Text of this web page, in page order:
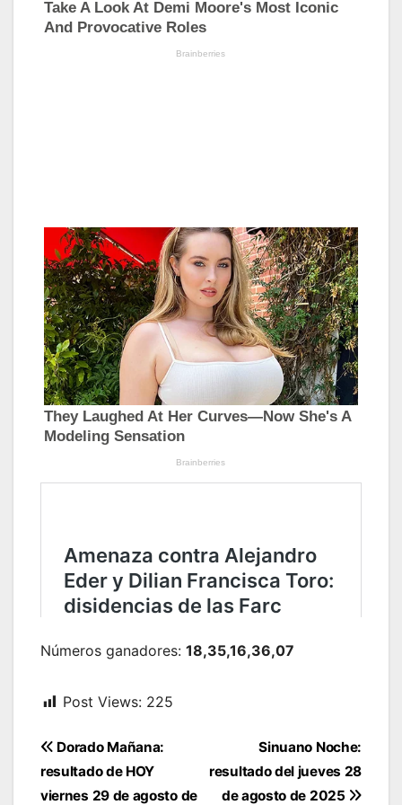
Números ganadores: 18,35,16,36,07
Post Views: 225
Navegación
de
Sinuano Noche:
resultado del jueves 28
de agosto de 2025
Dorado Mañana:
resultado de HOY
viernes 29 de agosto de